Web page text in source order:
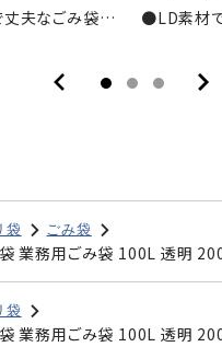
●LD素材で丈夫なごみ袋！まとめ買いでお得！寸法：横1,000×縦1,200ｍｍ素材：LDPE0.050mm入数：200枚商品コード：1111104160
袋 ごみ袋
業務用ごみ袋 100L 透明
袋
業務用ごみ袋 100L 透明